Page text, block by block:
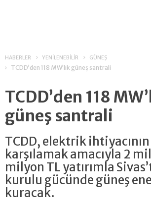
HABERLER YENİLENEBİLİR GÜNEŞ
TCDD’den 118 MW’lık güneş santrali
TCDD’den 118
güneş santrali
TCDD, elektrik ihtiyacının
karşılamak amacıyla 2
milyon TL yatırımla
kurulu gücünde güneş
kuracak.